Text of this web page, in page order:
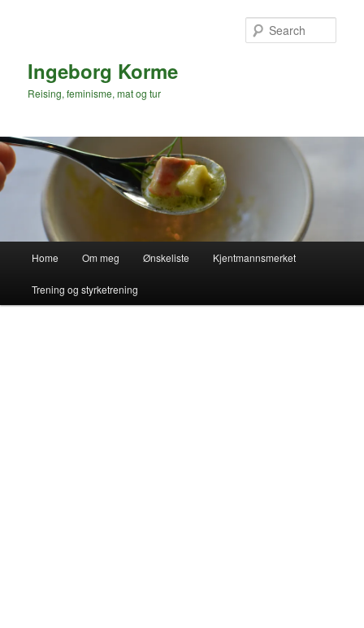
Ingeborg Korme
Reising, feminisme, mat og tur
Home Om meg Ønskeliste Kjentmannsmerket
Trening og styrketrening